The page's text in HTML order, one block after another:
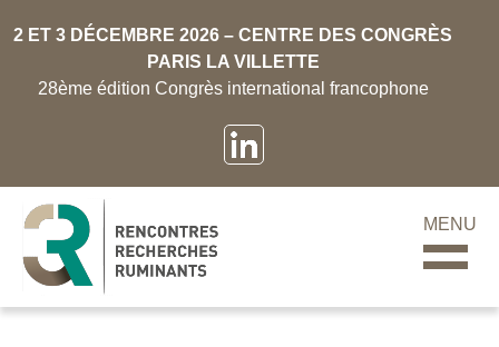
2 ET 3 DÉCEMBRE 2026 – CENTRE DES CONGRÈS
PARIS LA VILLETTE
28ème édition Congrès international francophone
MENU